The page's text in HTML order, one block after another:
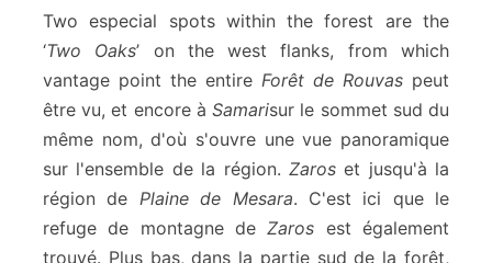
Two especial spots within the forest are the
‘Two Oaks’ on the west flanks, from which
vantage point the entire Forêt de Rouvas peut
être vu, et encore àSamarisur le sommet sud du
même nom, d'où s'ouvre une vue panoramique
sur l'ensemble de la région. Zaroset jusqu'à la
région de Plaine de Mesara. C'est ici que le
refuge de montagne deZaros est également
trouvé. Plus bas, dans la partie sud de la forêt,